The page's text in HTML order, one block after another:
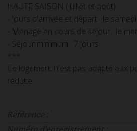
HAUTE SAISON (juillet et août) :
- Jours d'arrivée et départ : le samedi
- Ménage en cours de séjour : le
- Séjour minimum : 7 jours
***
Ce logement n'est pas adapté aux
réduite.
Référence :
Numéro d'enregistrement :